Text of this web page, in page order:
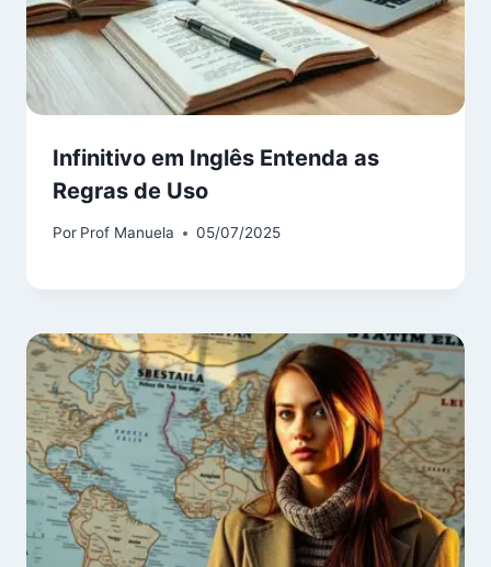
Infinitivo em Inglês Entenda as
Regras de Uso
Por Prof Manuela 05/07/2025